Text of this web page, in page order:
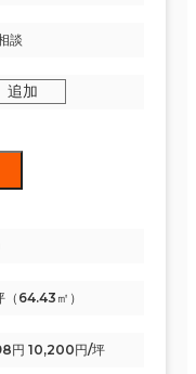
談
追加
64.43㎡）
円 10,200円/坪